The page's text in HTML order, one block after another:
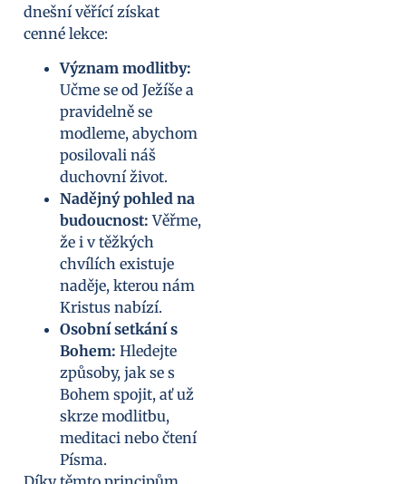
dnešní věřící získat
cenné lekce:
Význam modlitby:
Učme se od Ježíše a
pravidelně se
modleme, abychom
posilovali náš
duchovní život.
Nadějný pohled na
budoucnost: Věřme,
že i v těžkých
chvílích existuje
naděje, kterou nám
Kristus nabízí.
Osobní setkání s
Bohem: Hledejte
způsoby, jak se s
Bohem spojit, ať už
skrze modlitbu,
meditaci nebo čtení
Písma.